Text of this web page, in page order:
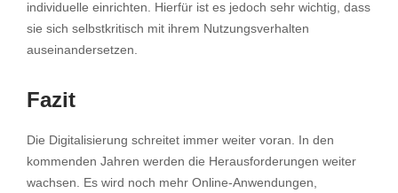
individuelle einrichten. Hierfür ist es jedoch sehr wichtig, dass
sie sich selbstkritisch mit ihrem Nutzungsverhalten
auseinandersetzen.
Fazit
Die Digitalisierung schreitet immer weiter voran. In den
kommenden Jahren werden die Herausforderungen weiter
wachsen. Es wird noch mehr Online-Anwendungen,